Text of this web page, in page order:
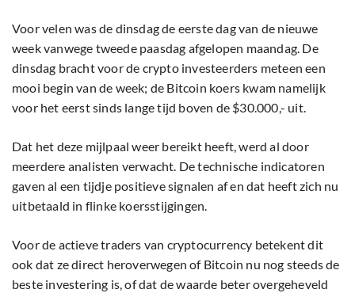
Voor velen was de dinsdag de eerste dag van de nieuwe
week vanwege tweede paasdag afgelopen maandag. De
dinsdag bracht voor de crypto investeerders meteen een
mooi begin van de week; de Bitcoin koers kwam namelijk
voor het eerst sinds lange tijd boven de $30.000,- uit.
Dat het deze mijlpaal weer bereikt heeft, werd al door
meerdere analisten verwacht. De technische indicatoren
gaven al een tijdje positieve signalen af en dat heeft zich nu
uitbetaald in flinke koersstijgingen.
Voor de actieve traders van cryptocurrency betekent dit
ook dat ze direct heroverwegen of Bitcoin nu nog steeds de
beste investering is, of dat de waarde beter overgeheveld